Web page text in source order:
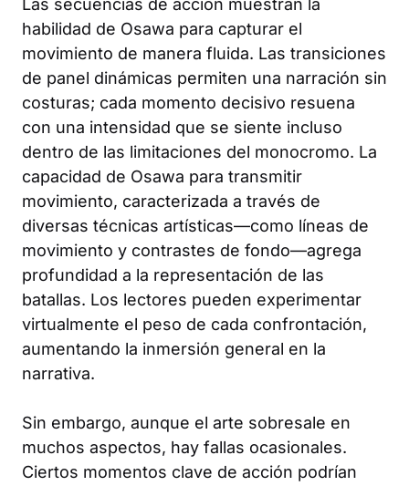
Las secuencias de acción muestran la
habilidad de Osawa para capturar el
movimiento de manera fluida. Las transiciones
de panel dinámicas permiten una narración sin
costuras; cada momento decisivo resuena
con una intensidad que se siente incluso
dentro de las limitaciones del monocromo. La
capacidad de Osawa para transmitir
movimiento, caracterizada a través de
diversas técnicas artísticas—como líneas de
movimiento y contrastes de fondo—agrega
profundidad a la representación de las
batallas. Los lectores pueden experimentar
virtualmente el peso de cada confrontación,
aumentando la inmersión general en la
narrativa.
Sin embargo, aunque el arte sobresale en
muchos aspectos, hay fallas ocasionales.
Ciertos momentos clave de acción podrían